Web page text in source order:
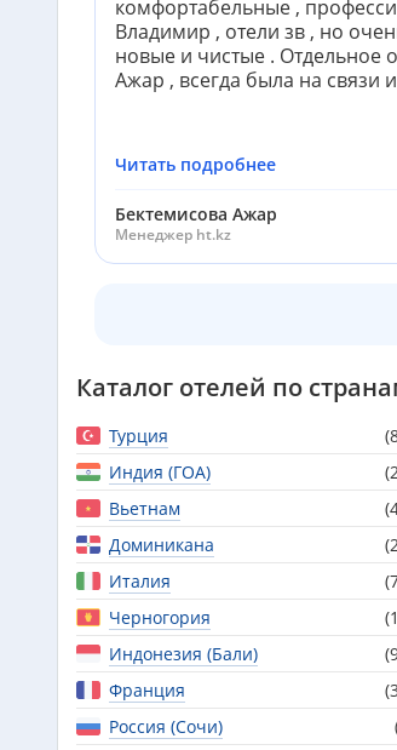
комфортабельные ,
Владимир , отели зв , но
новые и чистые . Отдельное
Ажар , всегда была на связи
Читать подробнее
Бектемисова Ажар
Менеджер ht.kz
Каталог отелей по
Турция
Индия (ГОА)
Вьетнам
Доминикана
Италия
Черногория
Индонезия (Бали)
Франция
Россия (Сочи)